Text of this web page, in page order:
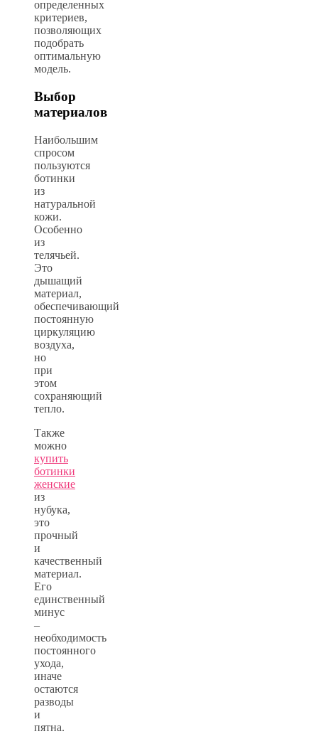
определенных
критериев,
позволяющих
подобрать
оптимальную
модель.
Выбор
материалов
Наибольшим
спросом
пользуются
ботинки
из
натуральной
кожи.
Особенно
из
телячьей.
Это
дышащий
материал,
обеспечивающий
постоянную
циркуляцию
воздуха,
но
при
этом
сохраняющий
тепло.
Также
можно
купить
ботинки
женские
из
нубука,
это
прочный
и
качественный
материал.
Его
единственный
минус
–
необходимость
постоянного
ухода,
иначе
остаются
разводы
и
пятна.